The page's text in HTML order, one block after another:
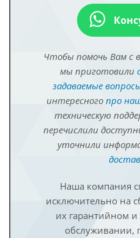
Чтобы помочь Вам с
мы приготовили
задаваемые
интересного про
техническую
перечислили
уточнили
Наша компания
исключительно на
их гарантийном
обслуживании,